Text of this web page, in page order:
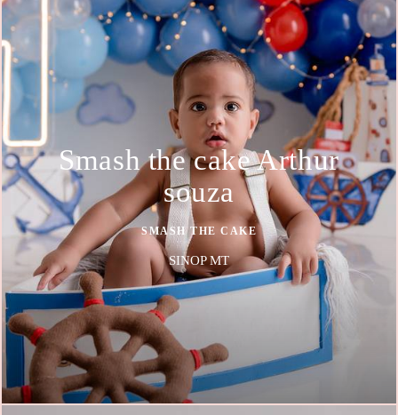
Smash the cake Arthur
souza
SMASH THE CAKE
SINOP MT